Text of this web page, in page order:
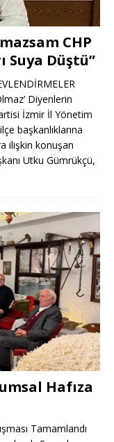
CHP
Suya Düştü”
Diyenlerin
İzmir İl Yönetim
başkanlıklarına
ilişkin konuşan
Utku Gümrükçü,
Hafıza
Tamamlandı